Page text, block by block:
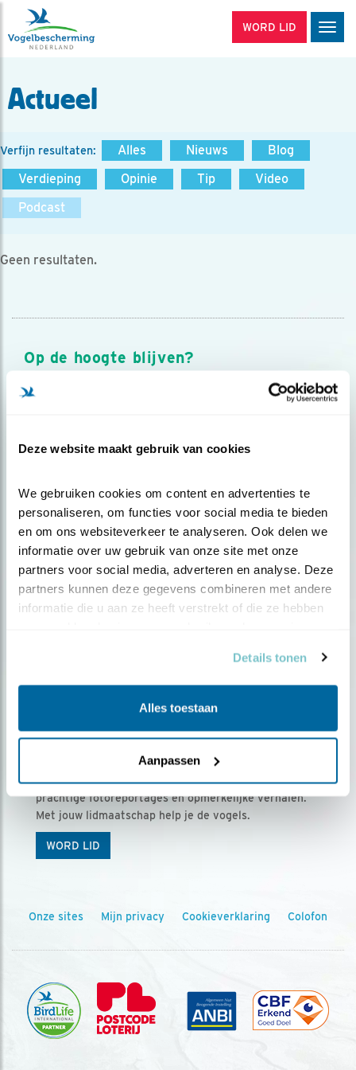
Deze website maakt gebruik van cookies
We gebruiken cookies om content en advertenties te
personaliseren, om functies voor social media te bieden
en om ons websiteverkeer te analyseren. Ook delen we
informatie over uw gebruik van onze site met onze
partners voor social media, adverteren en analyse. Deze
partners kunnen deze gegevens combineren met andere
informatie die u aan ze heeft verstrekt of die ze hebben
Details tonen
Alles toestaan
Aanpassen
WORD LID
Actueel
Verfijn resultaten: Alles Nieuws
Blog
Verdieping
Opinie Tip
Video
Podcast
Geen resultaten.
Op de hoogte blijven?
Meld je aan en ontvang nieuws, inspiratie, acties en tips
over vogels en activiteiten van Vogelbescherming.
Ontvang 5 x Vogels voor € 36,00 per jaar
Vogels is het tijdschrift voor onze leden, met
prachtige fotoreportages en opmerkelijke verhalen.
Met jouw lidmaatschap help je de vogels.
WORD LID
Onze sites Mijn privacy Cookieverklaring Colofon